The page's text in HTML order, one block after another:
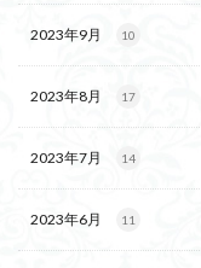
2023年9月 10
2023年8月 17
2023年7月 14
2023年6月 11